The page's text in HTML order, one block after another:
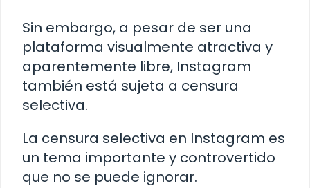
Sin embargo, a pesar de ser una
plataforma visualmente atractiva y
aparentemente libre, Instagram
también está sujeta a censura
selectiva.
La censura selectiva en Instagram es
un tema importante y controvertido
que no se puede ignorar.